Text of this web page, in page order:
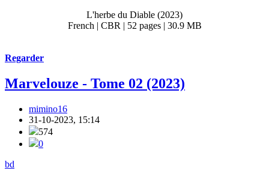
L'herbe du Diable (2023)
French | CBR | 52 pages | 30.9 MB
Regarder
Marvelouze - Tome 02 (2023)
mimino16
31-10-2023, 15:14
574
0
bd